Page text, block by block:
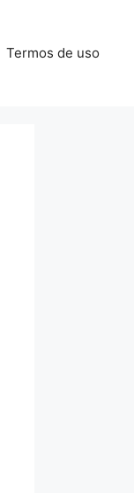
Termos de uso